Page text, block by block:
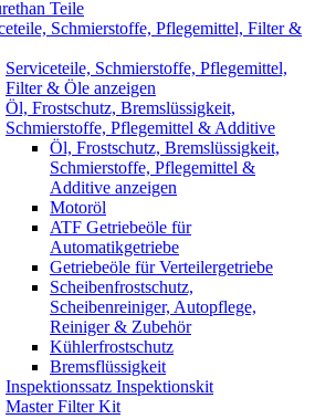
Teile
Schmierstoffe, Pflegemittel, Filter &
Serviceteile, Schmierstoffe, Pflegemittel,
Filter & Öle anzeigen
Öl, Frostschutz, Bremslüssigkeit,
Schmierstoffe, Pflegemittel & Additive
Öl, Frostschutz, Bremslüssigkeit,
Schmierstoffe, Pflegemittel &
Additive anzeigen
Motoröl
ATF Getriebeöle für
Automatikgetriebe
Getriebeöle für Verteilergetriebe
Scheibenfrostschutz,
Scheibenreiniger, Autopflege,
Reiniger & Zubehör
Kühlerfrostschutz
Bremsflüssigkeit
Inspektionssatz Inspektionskit
Master Filter Kit